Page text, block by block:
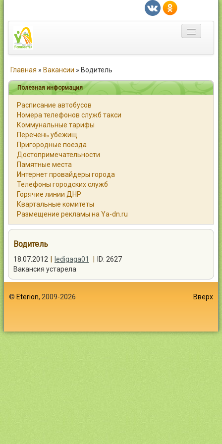
Город
Статьи
Каталог
Справочник
Работа
Объявления
Помощь
Контакты
Главная » Вакансии » Водитель
Полезная информация
Расписание автобусов
Номера телефонов служб такси
Коммунальные тарифы
Перечень убежищ
Пригородные поезда
Достопримечательности
Памятные места
Интернет провайдеры города
Телефоны городских служб
Горячие линии ДНР
Квартальные комитеты
Размещение рекламы на Ya-dn.ru
Водитель
18.07.2012 ledigaga01
ID: 2627
Вакансия устарела
© Eterion, 2009-2026 Вверх